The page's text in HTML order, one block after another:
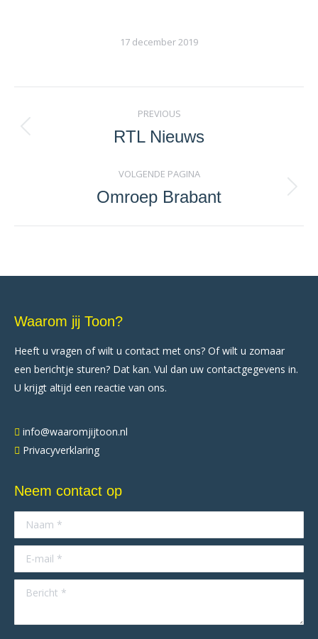
17 december 2019
navigation
PREVIOUS
Previous
RTL Nieuws
VOLGENDE PAGINA
Next
Omroep Brabant
Waarom jij Toon?
Heeft u vragen of wilt u contact met ons? Of wilt u zomaar
een berichtje sturen? Dat kan. Vul dan uw contactgegevens in.
U krijgt altijd een reactie van ons.
info@waaromjijtoon.nl
Privacyverklaring
Neem contact op
Naam *
E-mail *
Bericht *